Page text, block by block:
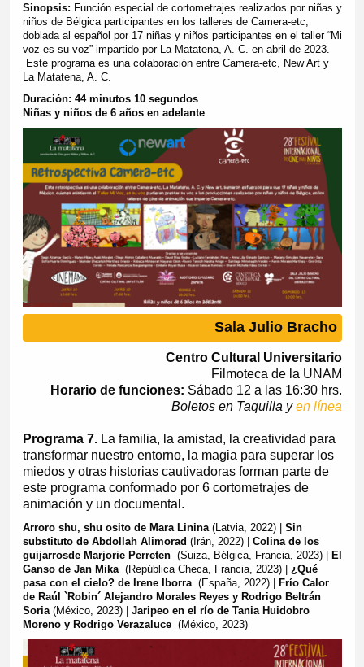
Sinopsis: Función especial de cortometrajes realizados por niñas y
niños de Bélgica participantes en los talleres de Camera-etc,
doblada al español por 17 niñas y niños participantes en el taller “Mi
voz es su voz” impartido por La Matatena, A. C. en abril de 2023.
Este programa es una colaboración entre Camera-etc, New Art y
La Matatena, A. C.
Duración: 44 minutos 10 segundos
Niñas y niños de 6 años en adelante
Sala Julio Bracho
Centro Cultural Universitario
Filmoteca de la UNAM
Horario de funciones: Sábado 12 a las 16:30 hrs.
Boletos en Taquilla yen línea
Programa 7.La familia, la amistad, la creatividad para
transformar nuestro entorno, la magia para superar los
miedos y otras historias cautivadoras forman parte de
este programa conformado por 6 cortometrajes de
animación y un documental.
Arroro shu, shu osito de Mara Linina(Latvia, 2022) | Sin
substituto de Abdollah Alimorad (Irán, 2022) | Colina de los
guijarrosde Marjorie Perreten (Suiza, Bélgica, Francia, 2023) | El
Ganso de Jan Mika (República Checa, Francia, 2023) |¿Qué
pasa con el cielo? de Irene Iborra (España, 2022) | Frío Calor
de Raúl `Robin´ Alejandro Morales Reyes y Rodrigo Beltrán
Soria (México, 2023) |Jaripeo en el río de Tania Huidobro
Moreno y Rodrigo Verazaluce (México, 2023)